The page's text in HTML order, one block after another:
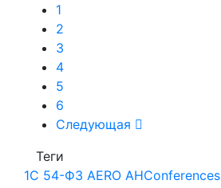
1
2
3
4
5
6
Следующая
Теги
1С 54-ФЗ AERO AHConferences